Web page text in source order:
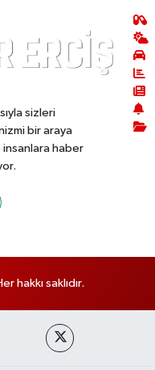
sizleri
bir araya
insanlara haber
hakkı saklıdır.